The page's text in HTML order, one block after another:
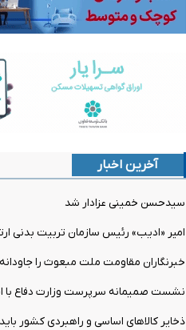
آخرین اخبار
سیدحسن خمینی عزادار شد
امیر «ادیب» رئیس سازمان تربیت بدنی
خبرنگاران مقاومت ملت مبعوث را
نشست صمیمانه سرپرست وزارت دفاع با
ذخایر کالاهای اساسی و راهبردی کشور